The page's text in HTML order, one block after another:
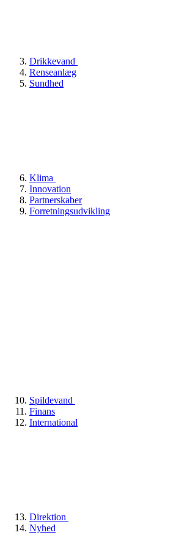
Drikkevand
Renseanlæg
Sundhed
Klima
Innovation
Partnerskaber
Forretningsudvikling
Spildevand
Finans
International
Direktion
Nyhed